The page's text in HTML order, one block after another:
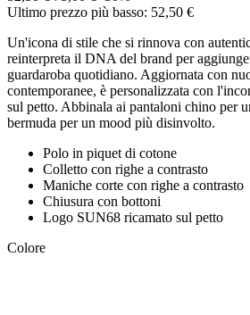
Ultimo prezzo più basso: 52,50 €
Un'icona di stile che si rinnova con
reinterpreta il DNA del brand per
guardaroba quotidiano. Aggiornata con
contemporanee, è personalizzata con
sul petto. Abbinala ai pantaloni chino per
bermuda per un mood più disinvolto.
Polo in piquet di cotone
Colletto con righe a contrasto
Maniche corte con righe a contrasto
Chiusura con bottoni
Logo SUN68 ricamato sul petto
Colore